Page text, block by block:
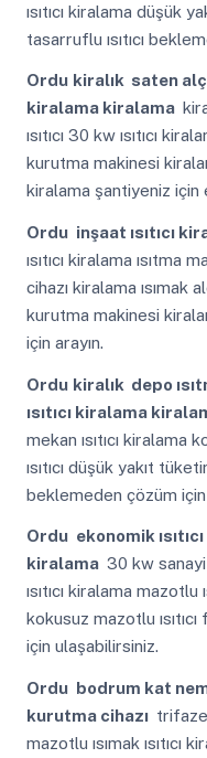
ısıtıcı kiralama düşük
tasarruflu ısıtıcı
Ordu kiralık saten
kiralama kiralama
ısıtıcı 30 kw ısıtıcı
kurutma makinesi
kiralama şantiyeniz için
Ordu inşaat ısıtıcı
ısıtıcı kiralama ısıtma
cihazı kiralama ısımak
kurutma makinesi
için arayın.
Ordu kiralık depo
ısıtıcı kiralama
mekan ısıtıcı kiralama
ısıtıcı düşük yakıt
beklemeden çözüm için
Ordu ekonomik
kiralama 30 kw sanayi
ısıtıcı kiralama mazotlu
kokusuz mazotlu ısıtıcı
için ulaşabilirsiniz.
Ordu bodrum kat
kurutma cihazı trifaze
mazotlu ısımak ısıtıcı